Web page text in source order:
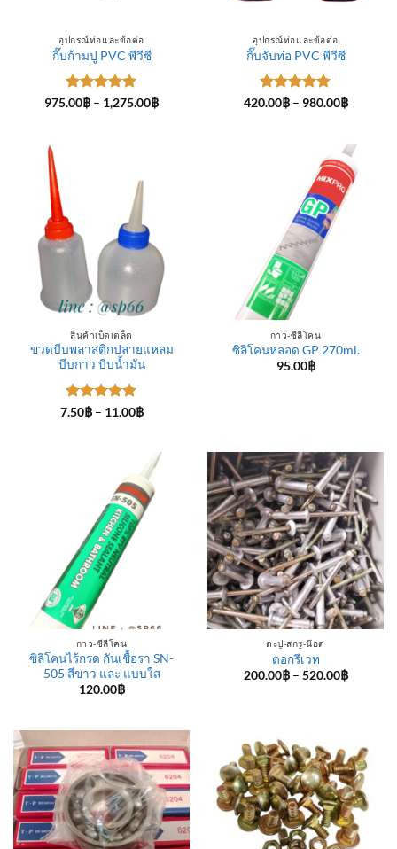
อุปกรณ์ท่อและข้อต่อ
กิ๊บก้ามปู PVC พีวีซี
ให้คะแนน
975.00฿ – 1,275.00฿Price
อุปกรณ์ท่อและข้อต่อ
กิ๊บจับท่อ PVC พีวีซี
ให้คะแนน
420.00฿ – 980.00฿Price
980.00฿
สินค้าเบ็ดเตล็ด
ขวดบีบพลาสติกปลายแหลม
บีบกาว บีบน้ำมัน
ให้คะแนน
7.50฿ – 11.00฿Price
11.00฿
กาว-ซีลีโคน
ซิลิโคนหลอด GP 270ml.
95.00฿
กาว-ซีลีโคน
ซิลิโคนไร้กรด กันเชื้อรา SN-
505 สีขาว และ แบบใส
120.00฿
ตะปู-สกรู-น๊อต
ดอกรีเวท
200.00฿ – 520.00฿Price